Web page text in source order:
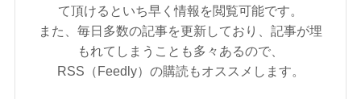
て頂けるといち早く情報を閲覧可能です。
また、毎日多数の記事を更新しており、記事が埋
もれてしまうことも多々あるので、
RSS（Feedly）の購読もオススメします。